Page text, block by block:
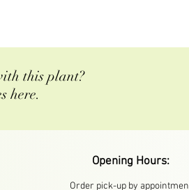
this plant?
here.
Opening Hours:
Order pick-up by